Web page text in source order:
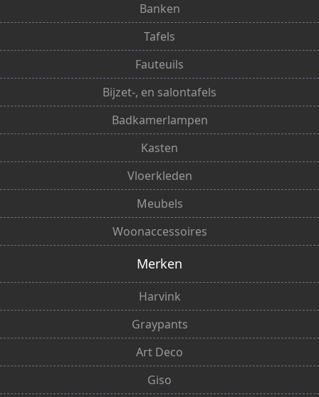
Banken
Tafels
Fauteuils
Bijzet-, en salontafels
Badkamerlampen
Kasten
Vloerkleden
Meubels
Woonaccessoires
Merken
Harvink
Graypants
Art Deco
Giso